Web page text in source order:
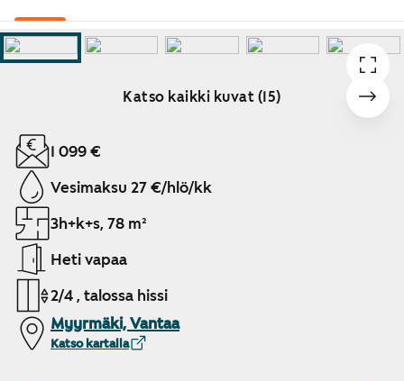
Katso kaikki kuvat (15)
Näytetään dia 1 / 15
1 099 €
Vesimaksu 27 €/hlö/kk
3h+k+s, 78 m²
Heti vapaa
2/4 , talossa hissi
Myyrmäki, Vantaa
Katso kartalla